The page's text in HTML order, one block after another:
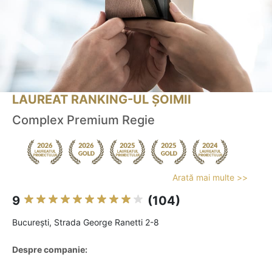
LAUREAT RANKING-UL ȘOIMII
Complex Premium Regie
Arată mai multe >>
9 (104)
Bucureşti, Strada George Ranetti 2-8
Despre companie: